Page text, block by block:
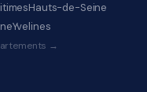
Hauts-de-Seine
Yvelines
→